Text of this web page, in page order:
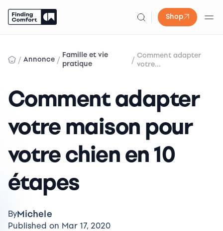
Shop
content
/ Annonce / Famille et vie
pratique
/ Comment adapter
votre...
Comment adapter
votre maison pour
votre chien en 10
étapes
ByMichele
Published on Mar 17, 2020